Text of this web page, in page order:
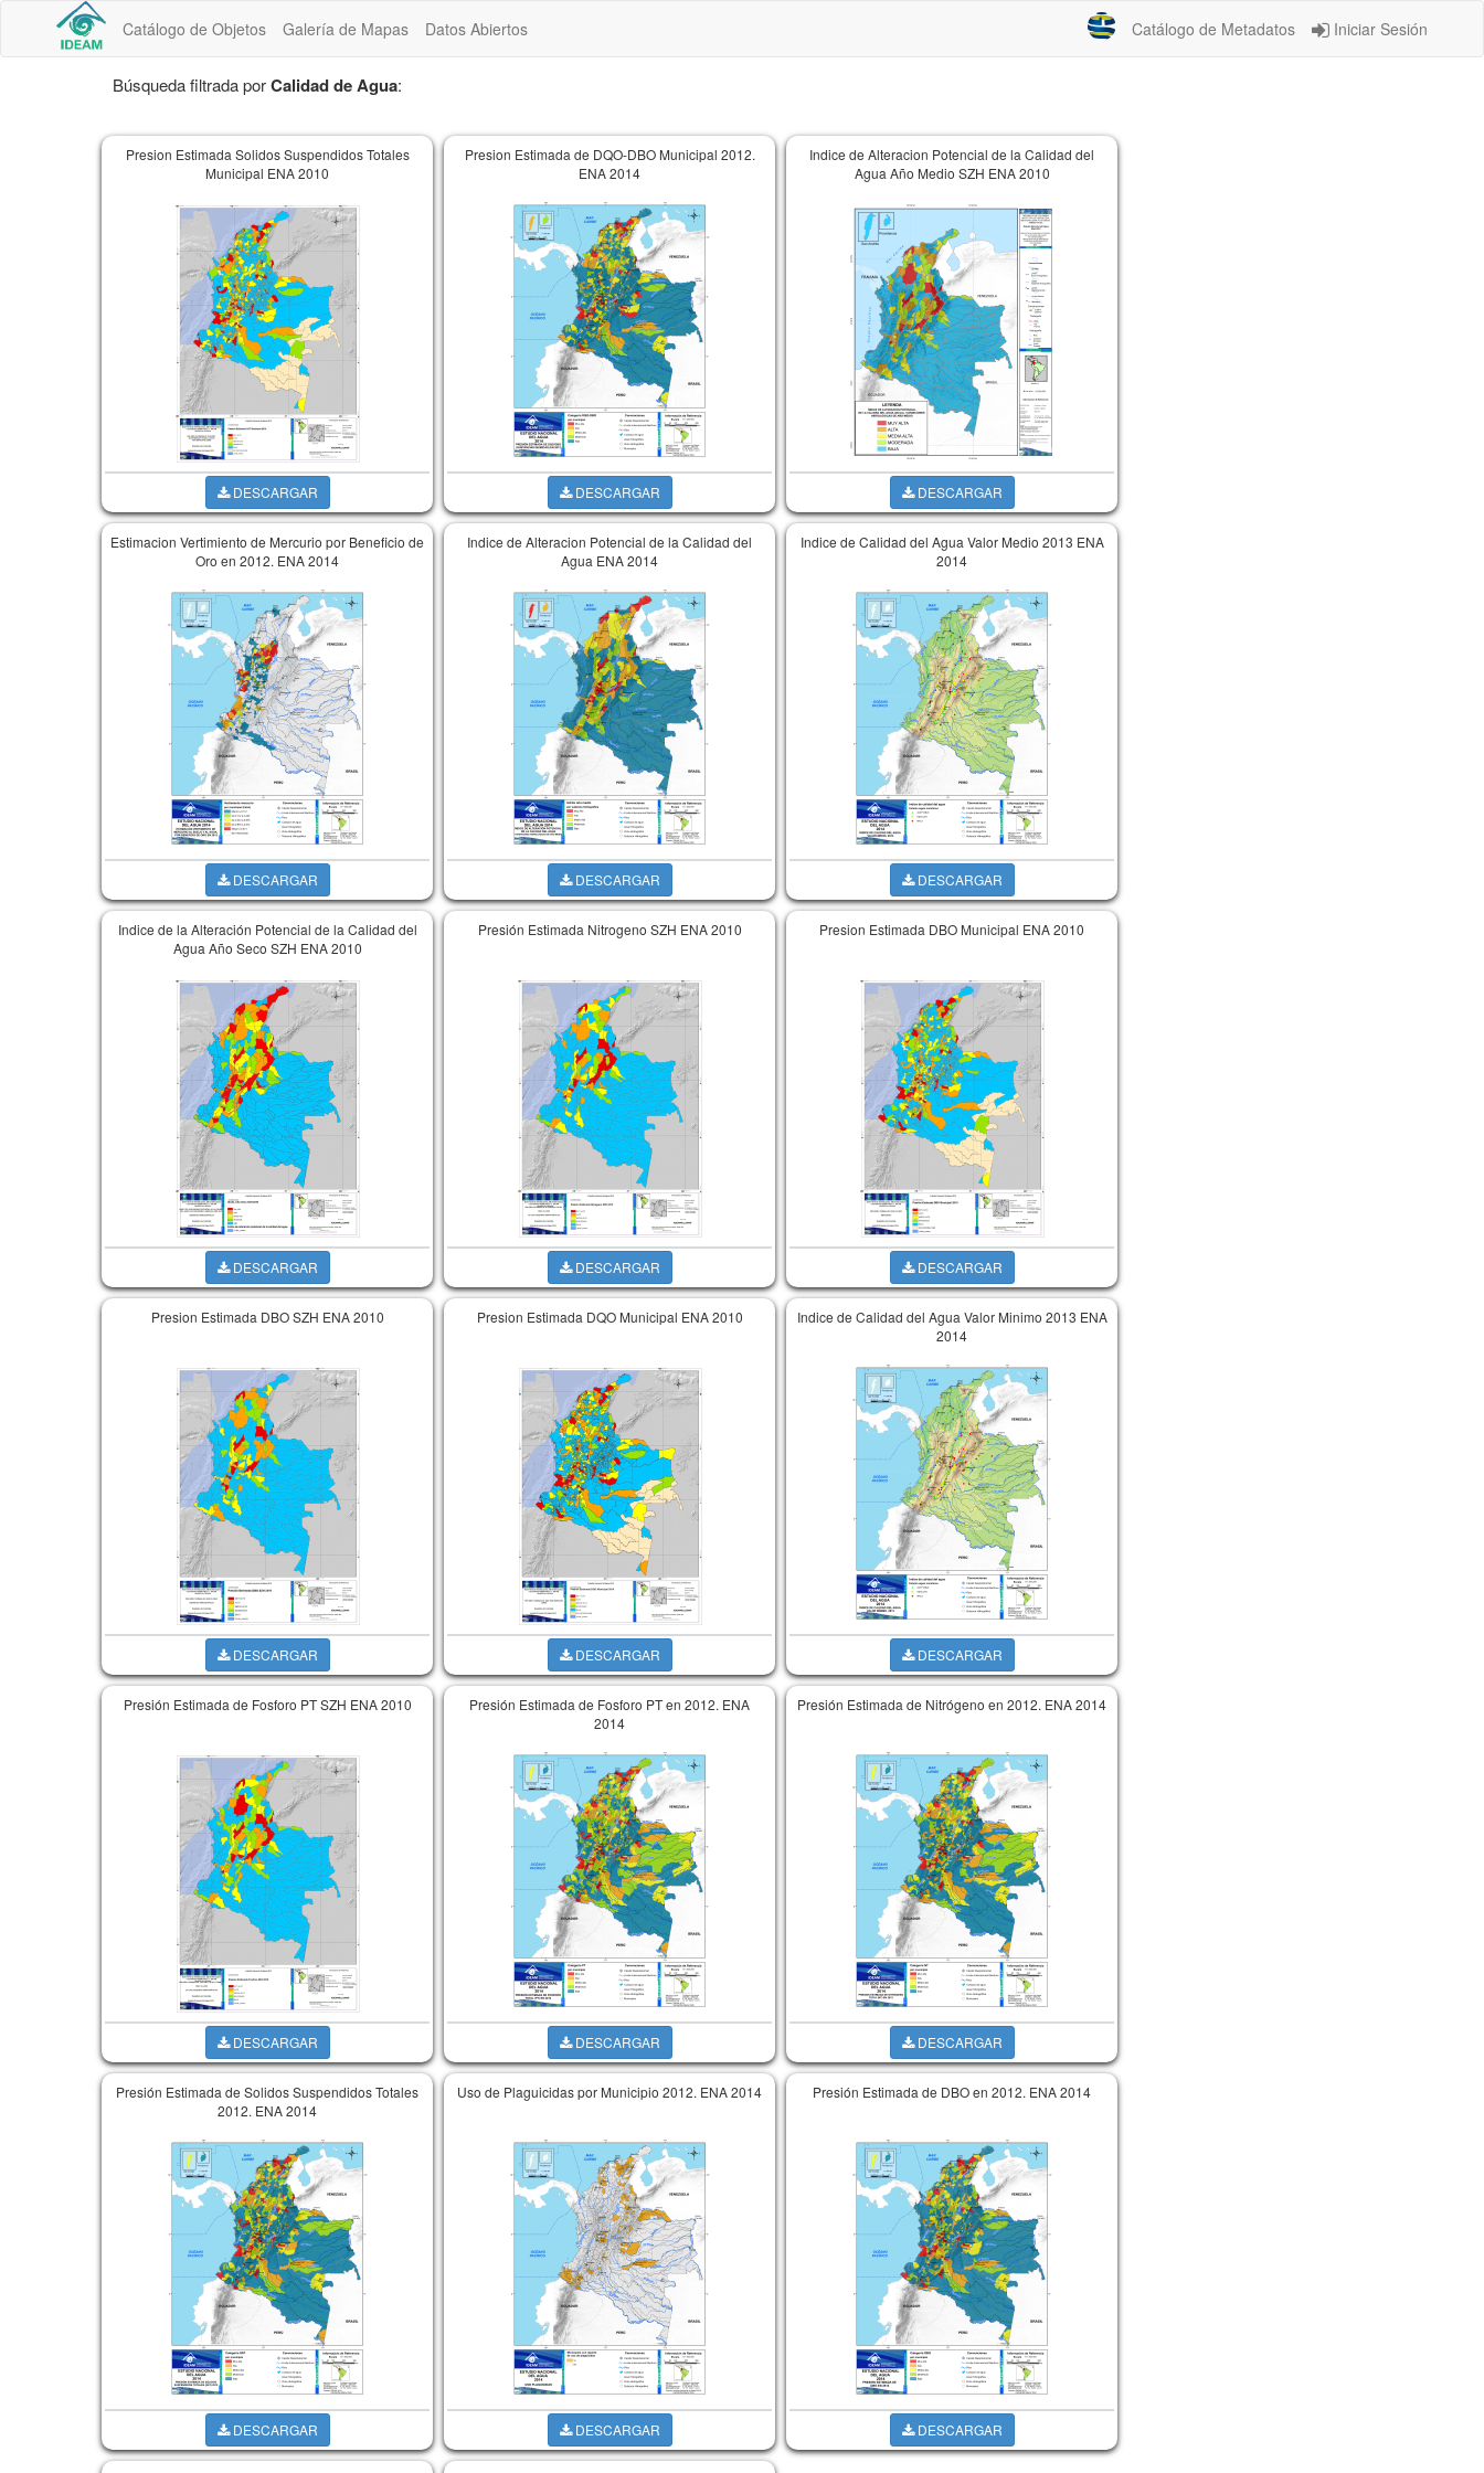
Catálogo de Objetos Galería de Mapas Datos Abiertos Catálogo de Metadatos Iniciar Sesión
Búsqueda filtrada porCalidad de Agua:
Presion Estimada Solidos Suspendidos Totales
Municipal ENA 2010
DESCARGAR
Presion Estimada de DQO-DBO Municipal 2012.
ENA 2014
DESCARGAR
Indice de Alteracion Potencial de la Calidad del
Agua Año Medio SZH ENA 2010
DESCARGAR
Estimacion Vertimiento de Mercurio por Beneficio de
Oro en 2012. ENA 2014
DESCARGAR
Indice de Alteracion Potencial de la Calidad del
Agua ENA 2014
DESCARGAR
Indice de Calidad del Agua Valor Medio 2013 ENA
2014
DESCARGAR
Indice de la Alteración Potencial de la Calidad del
Agua Año Seco SZH ENA 2010
DESCARGAR
Presión Estimada Nitrogeno SZH ENA 2010
DESCARGAR
Presion Estimada DBO Municipal ENA 2010
DESCARGAR
Presion Estimada DBO SZH ENA 2010
DESCARGAR
Presion Estimada DQO Municipal ENA 2010
DESCARGAR
Indice de Calidad del Agua Valor Minimo 2013 ENA
2014
DESCARGAR
Presión Estimada de Fosforo PT SZH ENA 2010
DESCARGAR
Presión Estimada de Fosforo PT en 2012. ENA
2014
DESCARGAR
Presión Estimada de Nitrógeno en 2012. ENA 2014
DESCARGAR
Presión Estimada de Solidos Suspendidos Totales
2012. ENA 2014
DESCARGAR
Uso de Plaguicidas por Municipio 2012. ENA 2014
DESCARGAR
Presión Estimada de DBO en 2012. ENA 2014
DESCARGAR